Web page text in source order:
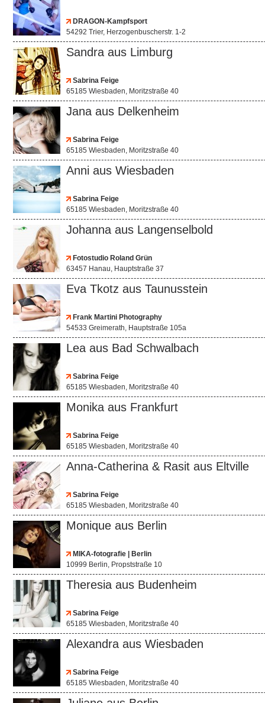
DRAGON-Kampfsport
54292 Trier, Herzogenbuscherstr. 1-2
Sandra aus Limburg
Sabrina Feige
65185 Wiesbaden, Moritzstraße 40
Jana aus Delkenheim
Sabrina Feige
65185 Wiesbaden, Moritzstraße 40
Anni aus Wiesbaden
Sabrina Feige
65185 Wiesbaden, Moritzstraße 40
Johanna aus Langenselbold
Fotostudio Roland Grün
63457 Hanau, Hauptstraße 37
Eva Tkotz aus Taunusstein
Frank Martini Photography
54533 Greimerath, Hauptstraße 105a
Lea aus Bad Schwalbach
Sabrina Feige
65185 Wiesbaden, Moritzstraße 40
Monika aus Frankfurt
Sabrina Feige
65185 Wiesbaden, Moritzstraße 40
Anna-Catherina & Rasit aus Eltville
Sabrina Feige
65185 Wiesbaden, Moritzstraße 40
Monique aus Berlin
MIKA-fotografie | Berlin
10999 Berlin, Propststraße 10
Theresia aus Budenheim
Sabrina Feige
65185 Wiesbaden, Moritzstraße 40
Alexandra aus Wiesbaden
Sabrina Feige
65185 Wiesbaden, Moritzstraße 40